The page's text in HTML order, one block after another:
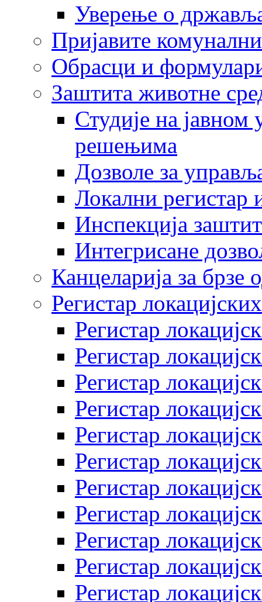
Уверење о
Пријавите
Обрасци и
Заштита животне
Студије на
решењима
Дозволе за
Локални регистар
Инспекција
Интегрисане
Канцеларија за брзе
Регистар
Регистар
Регистар
Регистар
Регистар
Регистар
Регистар
Регистар
Регистар
Регистар
Регистар
Регистар